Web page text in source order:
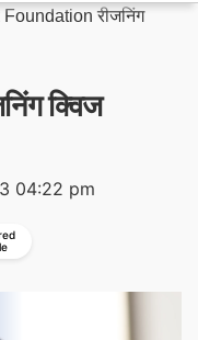
रीजनिंग
क्विज
04:22 pm